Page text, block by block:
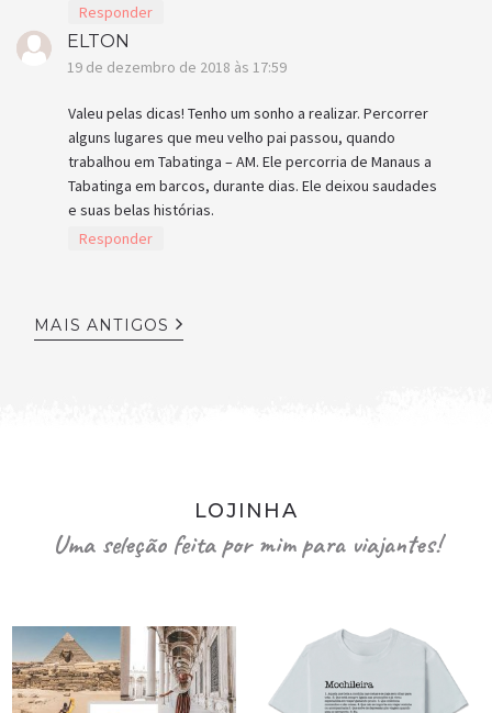
Responder
ELTON
19 de dezembro de 2018 às 17:59
Valeu pelas dicas! Tenho um sonho a realizar. Percorrer
alguns lugares que meu velho pai passou, quando
trabalhou em Tabatinga – AM. Ele percorria de Manaus a
Tabatinga em barcos, durante dias. Ele deixou saudades
e suas belas histórias.
Responder
MAIS ANTIGOS
LOJINHA
Uma seleção feita por mim para viajantes!